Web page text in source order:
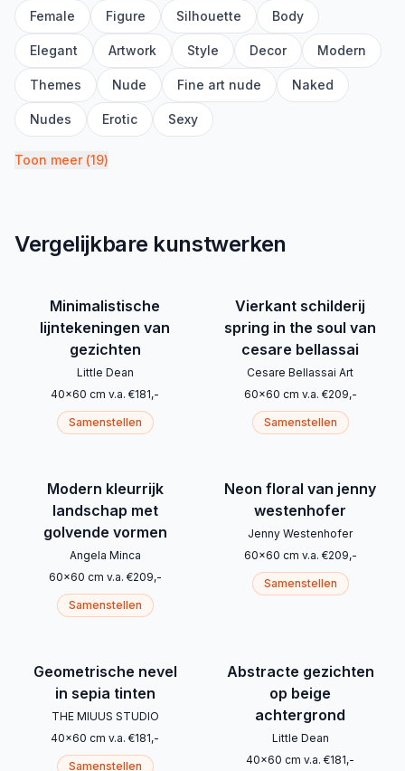
Female Figure Silhouette Body
Elegant Artwork Style Decor Modern
Themes Nude Fine art nude Naked
Nudes Erotic Sexy
Toon meer(19)
Vergelijkbare kunstwerken
Minimalistische
lijntekeningen van
gezichten
Little Dean
40x60 cm v.a. €181,-
Samenstellen
Vierkant schilderij
spring in the soul van
cesare bellassai
Cesare Bellassai Art
60x60 cm v.a. €209,-
Samenstellen
Modern kleurrijk
landschap met
golvende vormen
Angela Minca
60x60 cm v.a. €209,-
Samenstellen
Neon floral van jenny
westenhofer
Jenny Westenhofer
60x60 cm v.a. €209,-
Samenstellen
Geometrische nevel
in sepia tinten
THE MIUUS STUDIO
40x60 cm v.a. €181,-
Samenstellen
Abstracte gezichten
op beige
achtergrond
Little Dean
40x60 cm v.a. €181,-